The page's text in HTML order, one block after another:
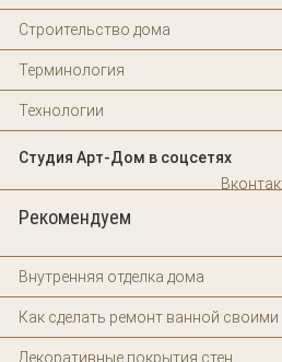
Строительство дома
Терминология
Технологии
Студия Арт-Дом в соцсетях
Рекомендуем
Внутренняя отделка дома
Как сделать ремонт ванной своими
Декоративные покрытия стен